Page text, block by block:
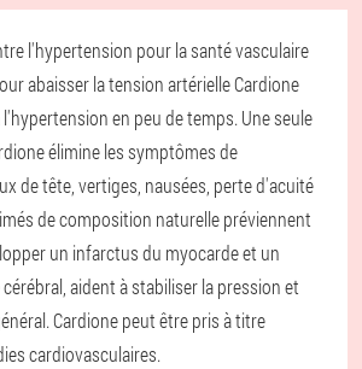
l'hypertension pour la santé vasculaire
abaisser la tension artérielle Cardione
en peu de temps. Une seule
élimine les symptômes de
de tête, vertiges, nausées, perte d'acuité
de composition naturelle préviennent
un infarctus du myocarde et un
aident à stabiliser la pression et
Cardione peut être pris à titre
cardiovasculaires.